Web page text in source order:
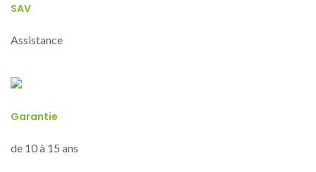
SAV
Assistance
Garantie
de 10 à 15 ans